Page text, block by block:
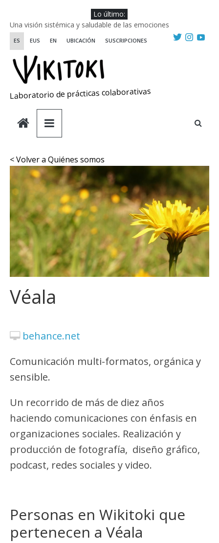
contenido
Lo último:
Una visión sistémica y saludable de las emociones
Investigando y haciendo desde-con las artes
WIKIRIKI ::: Convocatoria de residencias de investigación y
creación 2025
Escuela de Prácticas Transformadoras
ES EUS EN UBICACIÓN SUSCRIPCIONES
Laboratorio de prácticas colaborativas
< Volver a Quiénes somos
Véala
behance.net
Comunicación multi-formatos, orgánica y
sensible.
Un recorrido de más de diez años
haciendo comunicaciones con énfasis en
organizaciones sociales. Realización y
producción de fotografía, diseño gráfico,
podcast, redes sociales y video.
Personas en Wikitoki que
pertenecen a Véala